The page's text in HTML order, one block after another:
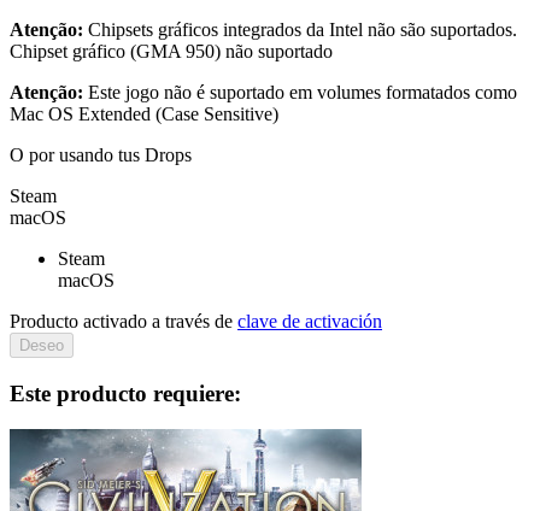
Atenção: Chipsets gráficos integrados da Intel não são suportados.
Chipset gráfico (GMA 950) não suportado
Atenção: Este jogo não é suportado em volumes formatados como
Mac OS Extended (Case Sensitive)
O porusando tus Drops
Steam
macOS
Steam
macOS
Producto activado a través de clave de activación
Deseo
Este producto requiere: